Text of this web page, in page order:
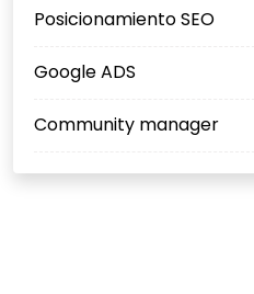
Posicionamiento SEO
Google ADS
Community manager